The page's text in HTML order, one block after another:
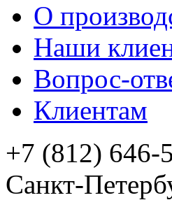
О
Наши
Вопрос-
Клиентам
+7 (812) 646-
Санкт-